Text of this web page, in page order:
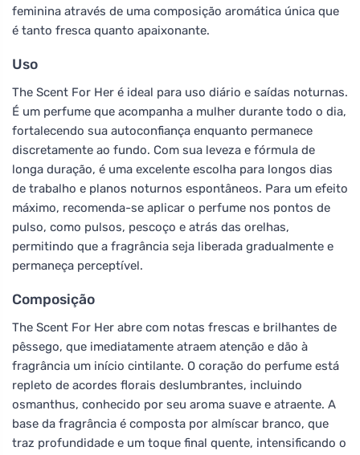
feminina através de uma composição aromática única que
é tanto fresca quanto apaixonante.
Uso
The Scent For Her é ideal para uso diário e saídas noturnas.
É um perfume que acompanha a mulher durante todo o dia,
fortalecendo sua autoconfiança enquanto permanece
discretamente ao fundo. Com sua leveza e fórmula de
longa duração, é uma excelente escolha para longos dias
de trabalho e planos noturnos espontâneos. Para um efeito
máximo, recomenda-se aplicar o perfume nos pontos de
pulso, como pulsos, pescoço e atrás das orelhas,
permitindo que a fragrância seja liberada gradualmente e
permaneça perceptível.
Composição
The Scent For Her abre com notas frescas e brilhantes de
pêssego, que imediatamente atraem atenção e dão à
fragrância um início cintilante. O coração do perfume está
repleto de acordes florais deslumbrantes, incluindo
osmanthus, conhecido por seu aroma suave e atraente. A
base da fragrância é composta por almíscar branco, que
traz profundidade e um toque final quente, intensificando o